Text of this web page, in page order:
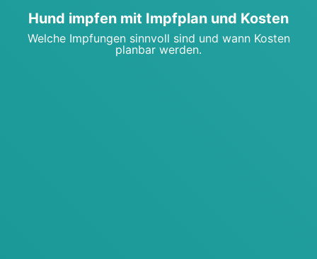
Hund imp­fen mit Impf­plan und Kos­ten
Wel­che Imp­fun­gen sinn­voll sind und wann Kos­ten
plan­bar wer­den.